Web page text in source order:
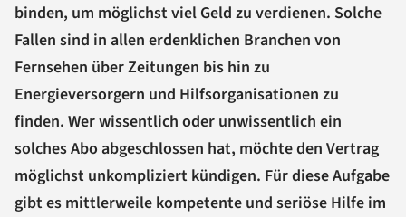
binden, um möglichst viel Geld zu verdienen. Solche
Fallen sind in allen erdenklichen Branchen von
Fernsehen über Zeitungen bis hin zu
Energieversorgern und Hilfsorganisationen zu
finden. Wer wissentlich oder unwissentlich ein
solches Abo abgeschlossen hat, möchte den Vertrag
möglichst unkompliziert kündigen. Für diese Aufgabe
gibt es mittlerweile kompetente und seriöse Hilfe im